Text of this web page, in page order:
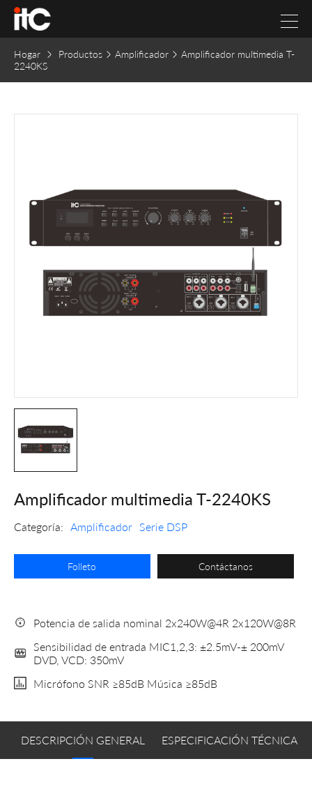
Hogar Productos Amplificador
Amplificador multimedia T-
2240KS
Amplificador multimedia T-2240KS
Categoría: Amplificador Serie DSP
Folleto Contáctanos
Potencia de salida nominal 2x240W@4R 2x120W@8R
Sensibilidad de entrada MIC1,2,3: ±2.5mV-± 200mV
DVD, VCD: 350mV
Micrófono SNR ≥85dB Música ≥85dB
DESCRIPCIÓN GENERAL ESPECIFICACIÓN TÉCNICA